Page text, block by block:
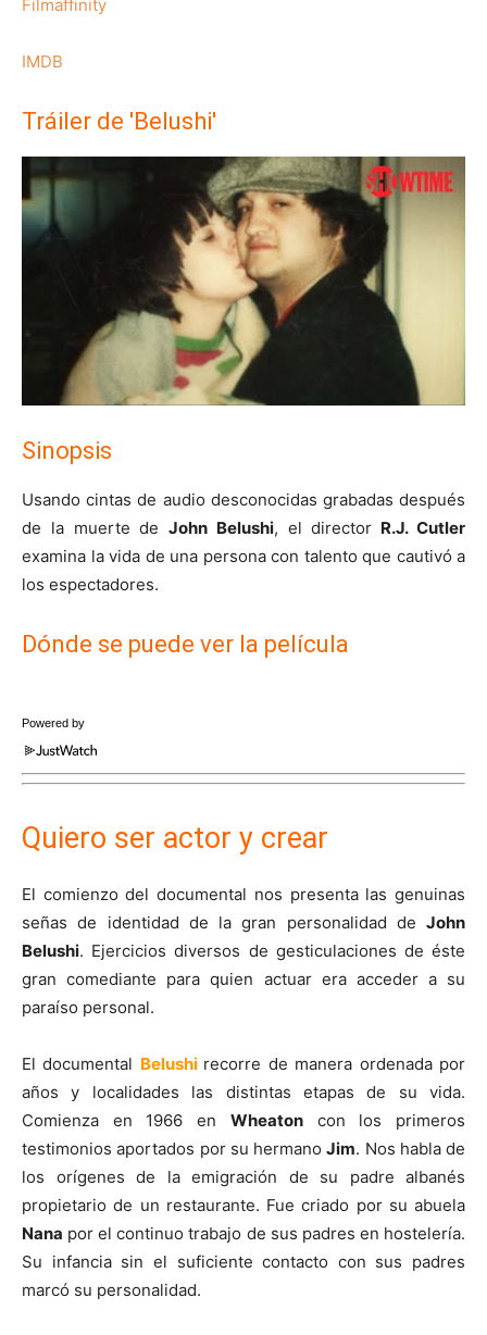
Filmaffinity
IMDB
Tráiler de 'Belushi'
Sinopsis
Usando cintas de audio desconocidas grabadas después
de la muerte deJohn Belushi, el director R.J. Cutler
examina la vida de una persona con talento que cautivó a
los espectadores.
Dónde se puede ver la película
Powered by
Quiero ser actor y crear
El comienzo del documental nos presenta las genuinas
señas de identidad de la gran personalidad de John
Belushi. Ejercicios diversos de gesticulaciones de éste
gran comediante para quien actuar era acceder a su
paraíso personal.
El documental Belushi recorre de manera ordenada por
años y localidades las distintas etapas de su vida.
Comienza en 1966 en Wheatoncon los primeros
testimonios aportados por su hermanoJim. Nos habla de
los orígenes de la emigración de su padre albanés
propietario de un restaurante. Fue criado por su abuela
Nana por el continuo trabajo de sus padres en hostelería.
Su infancia sin el suficiente contacto con sus padres
marcó su personalidad.